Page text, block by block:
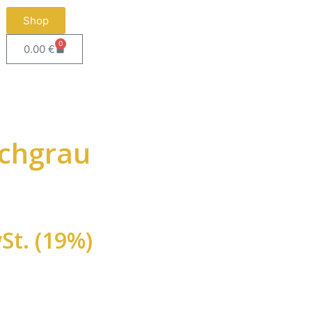
Shop
0.00€ 0
(19%)